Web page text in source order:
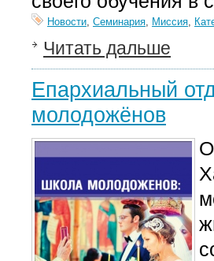
Новости, Семинария, Миссия,
Читать дальше
Епархиальный
молодожёнов